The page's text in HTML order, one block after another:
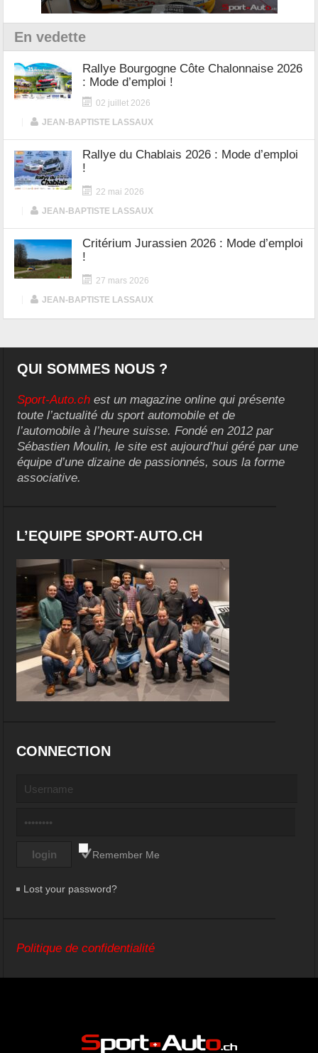
En vedette
Rallye Bourgogne Côte Chalonnaise 2026
: Mode d’emploi !
02 juillet 2026
JEAN-BAPTISTE LASSAUX
Rallye du Chablais 2026 : Mode d’emploi
!
22 mai 2026
JEAN-BAPTISTE LASSAUX
Critérium Jurassien 2026 : Mode d’emploi
!
27 mars 2026
JEAN-BAPTISTE LASSAUX
QUI SOMMES NOUS ?
Sport-Auto.ch est un magazine online qui présente
toute l’actualité du sport automobile et de
l’automobile à l’heure suisse. Fondé en 2012 par
Sébastien Moulin, le site est aujourd’hui géré par une
équipe d’une dizaine de passionnés, sous la forme
associative.
L’EQUIPE SPORT-AUTO.CH
CONNECTION
Remember Me
Lost your password?
Politique de confidentialité